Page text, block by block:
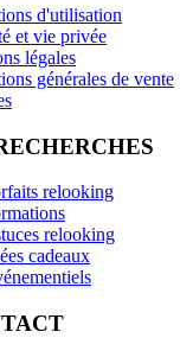
d'utilisation
et vie privée
légales
générales de vente
relooking
relooking
cadeaux